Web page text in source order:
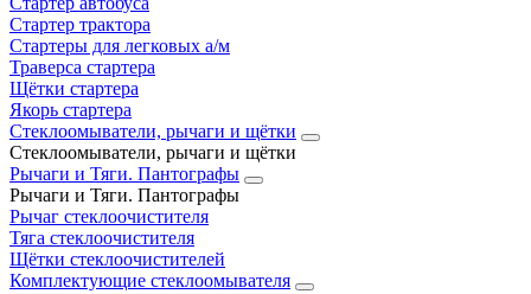
Стартер трактора
Стартеры для легковых а/м
Траверса стартера
Щётки стартера
Якорь стартера
Стеклоомыватели, рычаги и щётки
Стеклоомыватели, рычаги и щётки
Рычаги и Тяги. Пантографы
Рычаги и Тяги. Пантографы
Рычаг стеклоочистителя
Тяга стеклоочистителя
Щётки стеклоочистителей
Комплектующие стеклоомывателя